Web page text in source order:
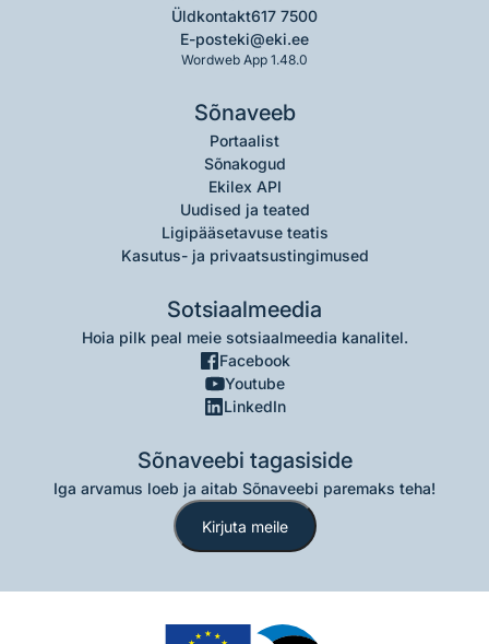
Üldkontakt617 7500
E-posteki@eki.ee
Wordweb App 1.48.0
Sõnaveeb
Portaalist
Sõnakogud
Ekilex API
Uudised ja teated
Ligipääsetavuse teatis
Kasutus- ja privaatsustingimused
Sotsiaalmeedia
Hoia pilk peal meie sotsiaalmeedia kanalitel.
Facebook
Youtube
LinkedIn
Sõnaveebi tagasiside
Iga arvamus loeb ja aitab Sõnaveebi paremaks teha!
Kirjuta meile